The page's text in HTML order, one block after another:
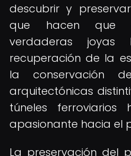
descubrir y
que hacen que
verdaderas joyas
recuperación de la
la conservación
arquitectónicas
túneles ferroviarios
apasionante hacia el
La preservación del